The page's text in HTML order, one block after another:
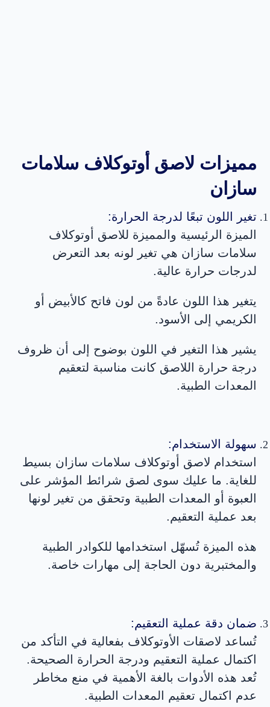
مميزات لاصق أوتوكلاف سلامات
سازان
تغير اللون تبعًا لدرجة الحرارة:
الميزة الرئيسية والمميزة للاصق أوتوكلاف
سلامات سازان هي تغير لونه بعد التعرض
لدرجات حرارة عالية.
يتغير هذا اللون عادةً من لون فاتح كالأبيض أو
الكريمي إلى الأسود.
يشير هذا التغير في اللون بوضوح إلى أن ظروف
درجة حرارة اللاصق كانت مناسبة لتعقيم
المعدات الطبية.
سهولة الاستخدام:
استخدام لاصق أوتوكلاف سلامات سازان بسيط
للغاية. ما عليك سوى لصق شرائط المؤشر على
العبوة أو المعدات الطبية وتحقق من تغير لونها
بعد عملية التعقيم.
هذه الميزة تُسهّل استخدامها للكوادر الطبية
والمختبرية دون الحاجة إلى مهارات خاصة.
ضمان دقة عملية التعقيم:
تُساعد لاصقات الأوتوكلاف بفعالية في التأكد من
اكتمال عملية التعقيم ودرجة الحرارة الصحيحة.
تُعد هذه الأدوات بالغة الأهمية في منع مخاطر
عدم اكتمال تعقيم المعدات الطبية.